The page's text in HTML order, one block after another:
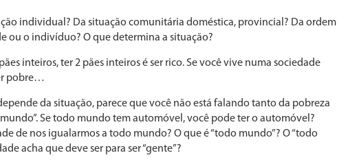
individual? Da situação comunitária doméstica, provincial? Da ordem
ou o indivíduo? O que determina a situação?
inteiros, ter 2 pães inteiros é ser rico. Se você vive numa sociedade
pobre…
da situação, parece que você não está falando tan­to da pobreza
Se todo mundo tem automóvel, você pode ter o automóvel?
de nos igualarmos a todo mun­do? O que é “todo mundo”? O “todo
acha que deve ser para ser “gente”?